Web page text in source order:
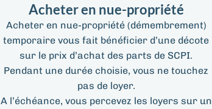
Acheter en nue-propriété
Acheter en nue-propriété (démembrement)
temporaire vous fait bénéficier d’une décote
sur le prix d’achat des parts de SCPI.
Pendant une durée choisie, vous ne touchez
pas de loyer.
A l’échéance, vous percevez les loyers sur un